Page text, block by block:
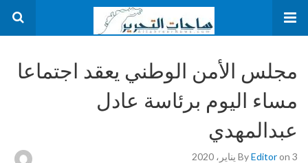
مجلس الأمن الوطني يعقد اجتماعا
مساء اليوم برئاسة عادل
عبدالمهدي
ByEditoron 3 يناير، 2020